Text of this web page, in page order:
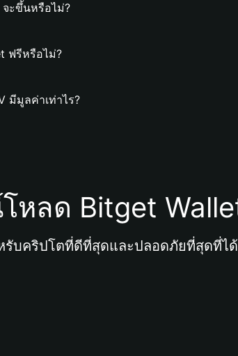
จะขึ้นหรือไม่?
ฟรีหรือไม่?
มีมูลค่าเท่าไร?
หลด Bitget
รับคริปโตที่ดีที่สุดและปลอดภัยที่สุดที่ไ